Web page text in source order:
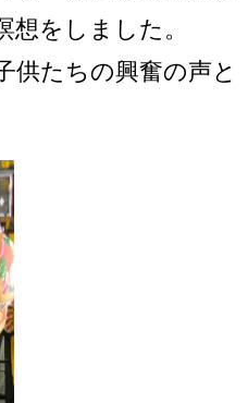
想をしました。
供たちの興奮の声と